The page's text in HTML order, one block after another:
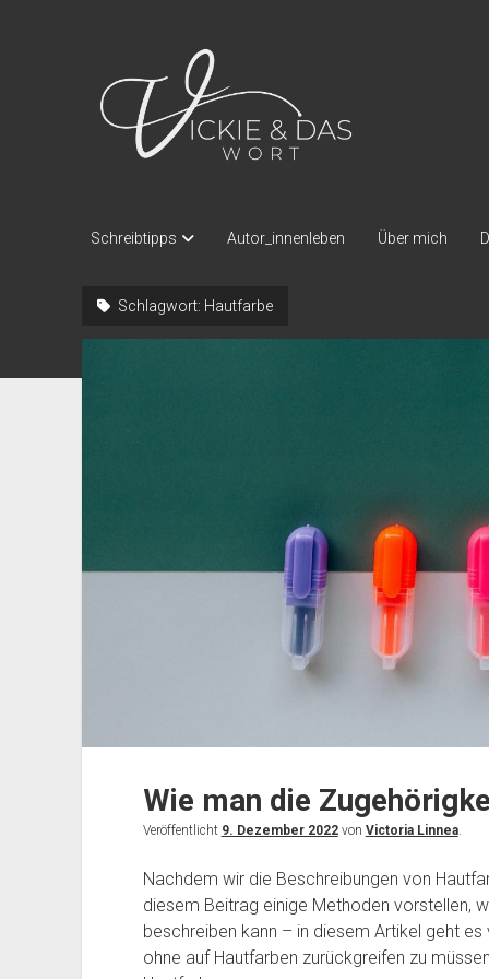
und
das
Schreibtipps Autor_innenleben Über mich
Schlagwort: Hautfarbe
Wie man die
Veröffentlicht 9. Dezember 2022von Victoria Linnea.
Nachdem wir die Beschreibungen von
diesem Beitrag einige Methoden vorstellen,
beschreiben kann – in diesem Artikel geht
ohne auf Hautfarben zurückgreifen zu